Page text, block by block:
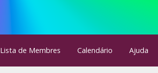
Lista de Membres Calendário Ajuda